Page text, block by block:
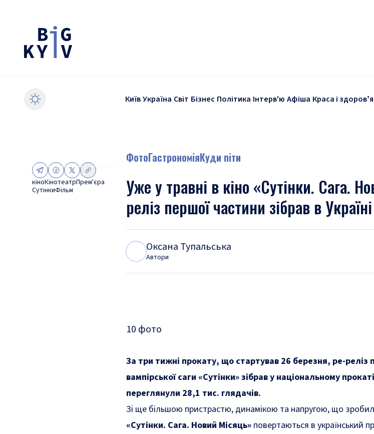
КиївУкраїна Світ Бізнес Політика Інтерв'ю Афіша Краса і здоровʼя
кіноКінотеатрПрем'єра
СутінкиФільм
ФотоГастрономіяКуди піти
Уже у травні в кіно «Сутінки. Сага.
реліз першої частини зібрав в
Оксана Тупальська
Автори
10 фото
За три тижні прокату, що стартував 26 березня, ре-реліз
вампірської саги «Сутінки» зібрав у національному
переглянули 28,1 тис. глядачів.
Зі ще більшою пристрастю, динамікою та напругою, що
«Сутінки. Сага. Новий Місяць» повертаються в український